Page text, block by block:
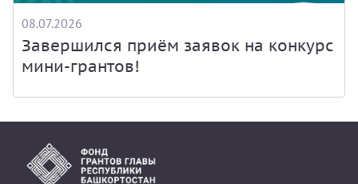
08.07.2026
Завершился приём заявок на конкурс
мини-грантов!